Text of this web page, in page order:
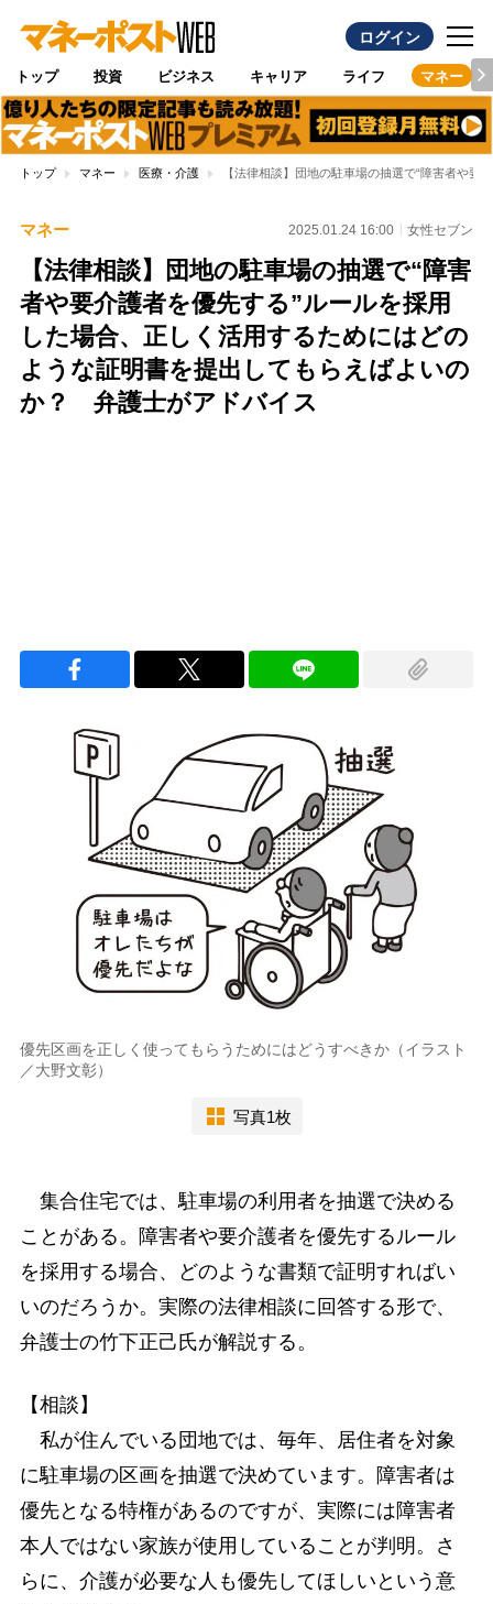
ログイン
トップ 投資 ビジネス キャリア ライフ マネー
トップ マネー 医療・介護 【法律相談】団地の駐車場の抽選で“障害者や
マネー 2025.01.24 16:00 女性セブン
【法律相談】団地の駐車場の抽選で“障害
者や要介護者を優先する”ルールを採用
した場合、正しく活用するためにはどの
ような証明書を提出してもらえばよいの
か？ 弁護士がアドバイス
優先区画を正しく使ってもらうためにはどうすべきか（イラスト
／大野文彰）
写真1枚
集合住宅では、駐車場の利用者を抽選で決める
ことがある。障害者や要介護者を優先するルール
を採用する場合、どのような書類で証明すればい
いのだろうか。実際の法律相談に回答する形で、
弁護士の竹下正己氏が解説する。
【相談】
私が住んでいる団地では、毎年、居住者を対象
に駐車場の区画を抽選で決めています。障害者は
優先となる特権があるのですが、実際には障害者
本人ではない家族が使用していることが判明。さ
らに、介護が必要な人も優先してほしいという意